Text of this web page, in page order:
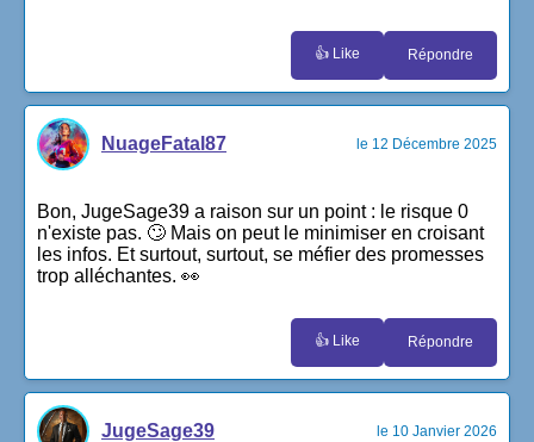
👍 Like Répondre
NuageFatal87 le 12 Décembre 2025
Bon, JugeSage39 a raison sur un point : le risque 0
n'existe pas. 🙄 Mais on peut le minimiser en croisant
les infos. Et surtout, surtout, se méfier des promesses
trop alléchantes. 👀
👍 Like Répondre
JugeSage39 le 10 Janvier 2026